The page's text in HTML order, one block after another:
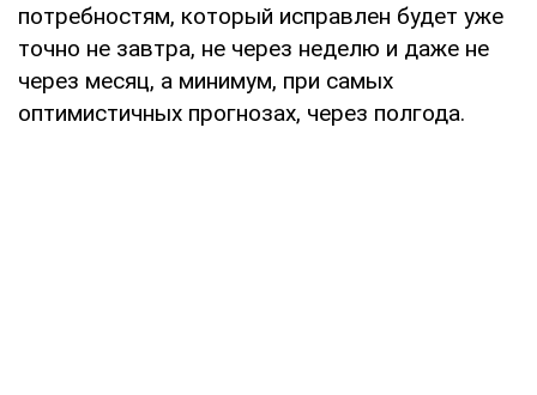
потребностям, который исправлен будет уже
точно не завтра, не через неделю и даже не
через месяц, а минимум, при самых
оптимистичных прогнозах, через полгода.